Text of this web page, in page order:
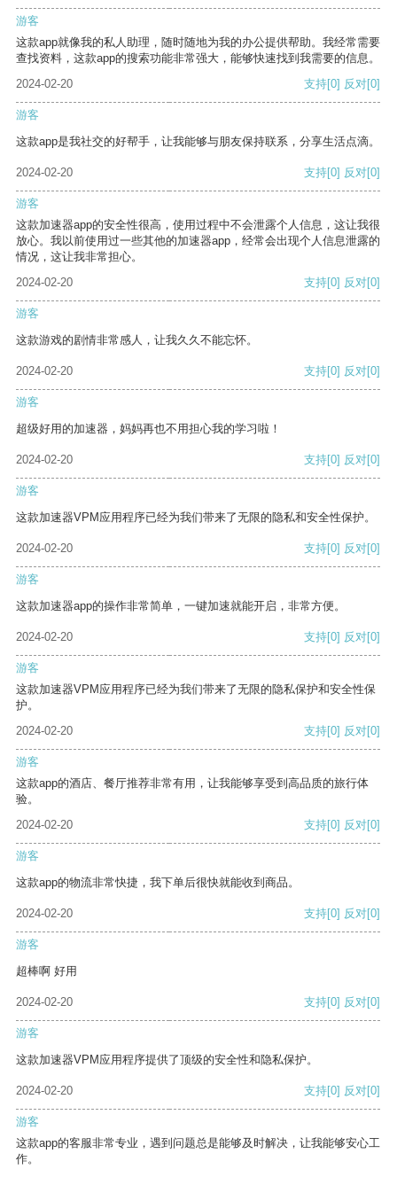
游客
这款app就像我的私人助理，随时随地为我的办公提供帮助。我经常需要
查找资料，这款app的搜索功能非常强大，能够快速找到我需要的信息。
2024-02-20
支持[0] 反对[0]
游客
这款app是我社交的好帮手，让我能够与朋友保持联系，分享生活点滴。
2024-02-20 支持[0] 反对[0]
游客
这款加速器app的安全性很高，使用过程中不会泄露个人信息，这让我很
放心。我以前使用过一些其他的加速器app，经常会出现个人信息泄露的
情况，这让我非常担心。
2024-02-20
支持[0] 反对[0]
游客
这款游戏的剧情非常感人，让我久久不能忘怀。
2024-02-20 支持[0] 反对[0]
游客
超级好用的加速器，妈妈再也不用担心我的学习啦！
2024-02-20 支持[0] 反对[0]
游客
这款加速器VPM应用程序已经为我们带来了无限的隐私和安全性保护。
2024-02-20 支持[0] 反对[0]
游客
这款加速器app的操作非常简单，一键加速就能开启，非常方便。
2024-02-20 支持[0] 反对[0]
游客
这款加速器VPM应用程序已经为我们带来了无限的隐私保护和安全性保
护。
2024-02-20
支持[0] 反对[0]
游客
这款app的酒店、餐厅推荐非常有用，让我能够享受到高品质的旅行体
验。
2024-02-20
支持[0] 反对[0]
游客
这款app的物流非常快捷，我下单后很快就能收到商品。
2024-02-20 支持[0] 反对[0]
游客
超棒啊 好用
2024-02-20 支持[0] 反对[0]
游客
这款加速器VPM应用程序提供了顶级的安全性和隐私保护。
2024-02-20 支持[0] 反对[0]
游客
这款app的客服非常专业，遇到问题总是能够及时解决，让我能够安心工
作。